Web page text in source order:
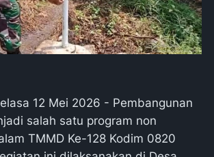
12 Mei 2026 - Pembangunan
salah satu program non
TMMD Ke-128 Kodim 0820